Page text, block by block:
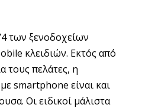
των ξενοδοχείων
κλειδιών. Εκτός από
τους πελάτες, η
smartphone είναι και
Οι ειδικοί μάλιστα